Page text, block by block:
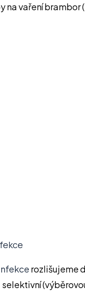
na vaření brambor
rozlišujeme